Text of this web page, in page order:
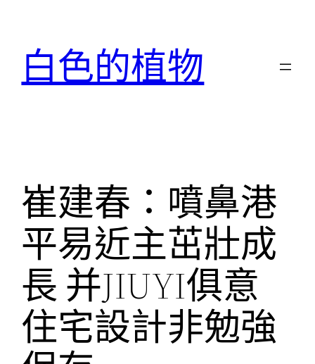
白色的植物
崔建春：噴鼻港
平易近主茁壯成
長 并JIUYI俱意
住宅設計非勉強